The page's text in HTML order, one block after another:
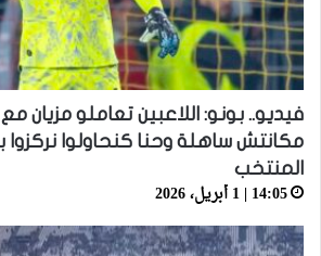
فيديو.. بونو: اللاعبين تعاملو مزيان مع
مكانتش ساهلة وحنا كنحاولوا نركزوا
المنتخب
14:05 | 1 أبريل، 2026